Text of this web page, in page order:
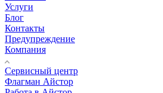
Услуги
Блог
Контакты
Предупреждение
Компания
Сервисный центр
Флагман Айстор